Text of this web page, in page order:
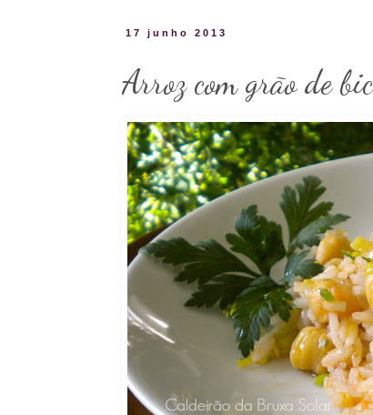
17 junho 2013
Arroz com grão de